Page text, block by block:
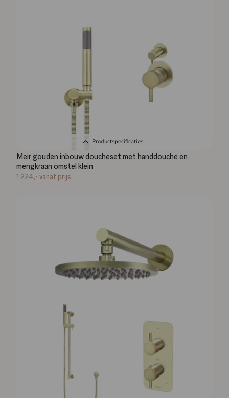
Productspecificaties
Meir gouden inbouw doucheset met handdouche en
mengkraan omstel klein
1.224,- vanaf prijs